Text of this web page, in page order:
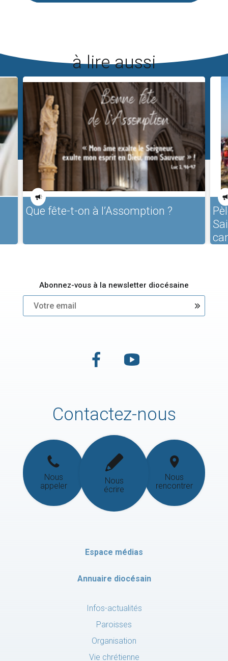
à lire aussi
Que fête-t-on à l’Assomption ?
Abonnez-vous à la newsletter diocésaine
Contactez-nous
Nous
appeler
Nous
écrire
Nous
rencontrer
Espace médias
Annuaire diocésain
Infos-actualités
Paroisses
Organisation
Vie chrétienne